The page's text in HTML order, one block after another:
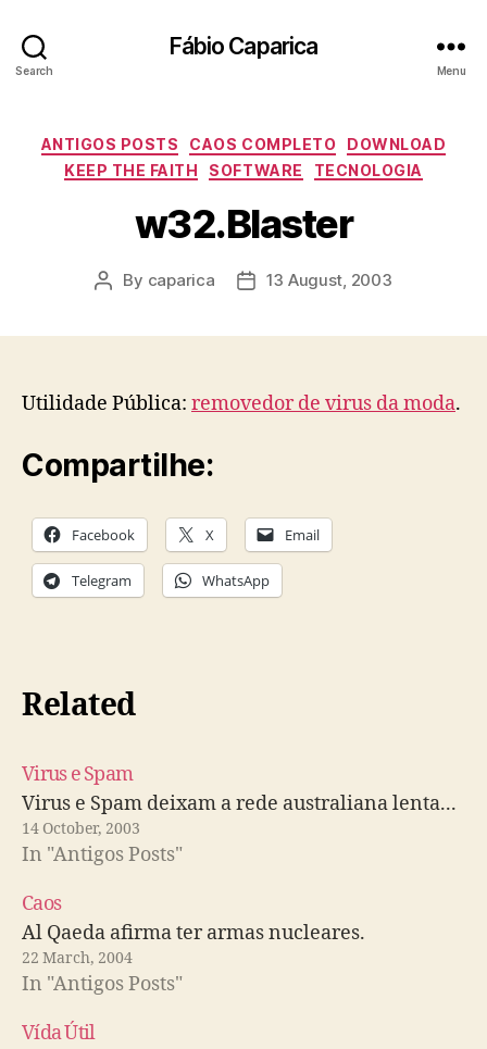
Search
Fábio Caparica
Menu
Categories
ANTIGOS POSTS CAOS COMPLETO
DOWNLOAD
KEEP THE FAITH
SOFTWARE TECNOLOGIA
w32.Blaster
Post
By caparica
Post13 August, 2003
Utilidade Pública: removedor de virus da moda.
Compartilhe:
Facebook X Email
Telegram WhatsApp
Related
Virus e Spam
Virus e Spam deixam a rede australiana lenta...
14 October, 2003
In "Antigos Posts"
Caos
Al Qaeda afirma ter armas nucleares.
22 March, 2004
In "Antigos Posts"
Vída Útil